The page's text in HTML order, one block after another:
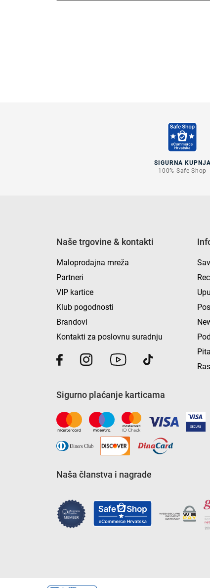
SIGURNA KUPNJA
100% Safe Shop
Naše trgovine & kontakti
Maloprodajna mreža
Partneri
VIP kartice
Klub pogodnosti
Brandovi
Kontakti za poslovnu suradnju
Sigurno plaćanje karticama
Naša članstva i nagrade